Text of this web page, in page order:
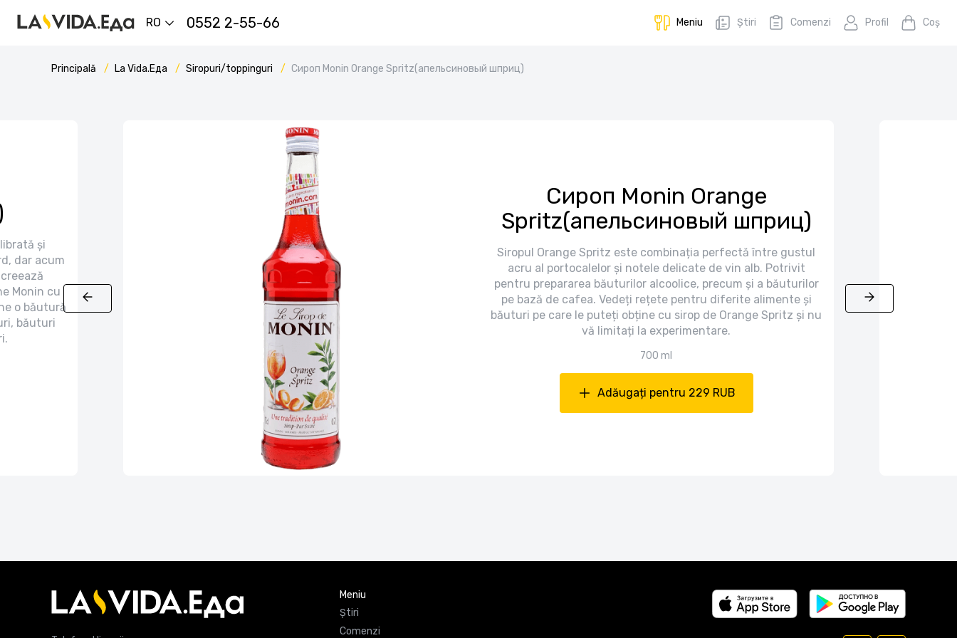
RO 0552 2-55-66 Meniu Știri Comenzi Profil Coş
Principală La Vida.Еда Siropuri/toppinguri Сироп Monin Orange Spritz(апельсиновый шприц)
și
dar acum
Monin cu
o băutură
băuturi
Сироп Monin Orange
Spritz(апельсиновый шприц)
Siropul Orange Spritz este combinația perfectă între gustul
acru al portocalelor și notele delicate de vin alb. Potrivit
pentru prepararea băuturilor alcoolice, precum și a băuturilor
pe bază de cafea. Vedeți rețete pentru diferite alimente și
băuturi pe care le puteți obține cu sirop de Orange Spritz și nu
vă limitați la experimentare.
700 ml
Adăugați pentru 229 RUB
Meniu
Știri
Comenzi